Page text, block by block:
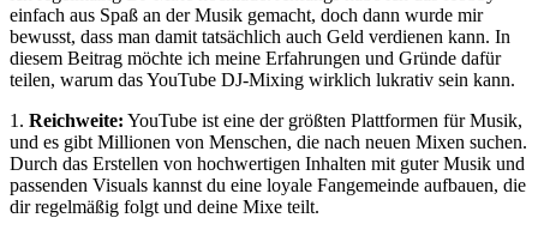
einfach aus Spaß an der Musik ‍gemacht, doch dann wurde mir
bewusst, dass man damit tatsächlich auch Geld verdienen kann.​ In
diesem Beitrag möchte ich meine⁢ Erfahrungen und Gründe dafür
teilen, ⁣warum das YouTube DJ-Mixing‌ wirklich lukrativ sein kann.
1. Reichweite: YouTube ist eine der größten Plattformen für Musik,
und es ‍gibt Millionen von Menschen, die nach neuen Mixen suchen.
Durch das​ Erstellen von hochwertigen⁤ Inhalten mit ⁢guter Musik und
passenden Visuals kannst du eine loyale Fangemeinde aufbauen, die
dir regelmäßig ⁣folgt und​ deine Mixe teilt.